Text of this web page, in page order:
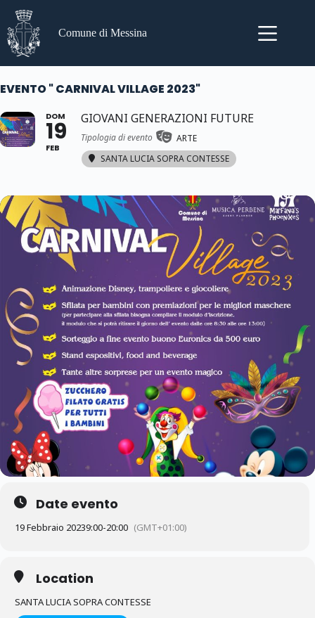
contenuto
Comune di Messina
EVENTO " CARNIVAL VILLAGE 2023"
DOM
19
FEB
GIOVANI GENERAZIONI FUTURE
Tipologia di evento
ARTE
SANTA LUCIA SOPRA CONTESSE
Date evento
19 Febbraio 20239:00-20:00 (GMT+01:00)
Location
SANTA LUCIA SOPRA CONTESSE